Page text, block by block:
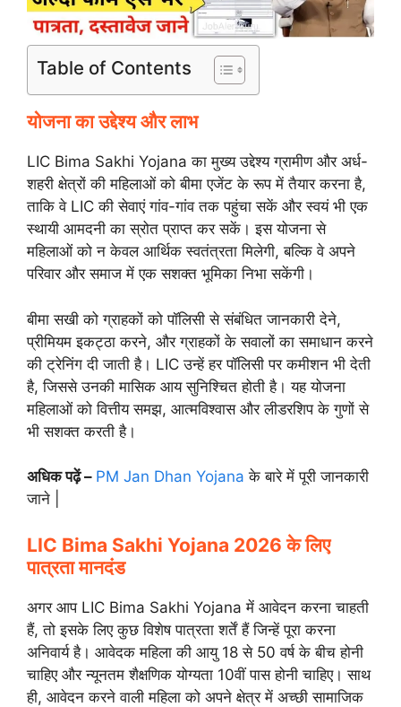
Table of Contents
योजना का उद्देश्य और लाभ
LIC Bima Sakhi Yojana का मुख्य उद्देश्य ग्रामीण और अर्ध-
शहरी क्षेत्रों की महिलाओं को बीमा एजेंट के रूप में तैयार करना है,
ताकि वे LIC की सेवाएं गांव-गांव तक पहुंचा सकें और स्वयं भी एक
स्थायी आमदनी का स्रोत प्राप्त कर सकें। इस योजना से
महिलाओं को न केवल आर्थिक स्वतंत्रता मिलेगी, बल्कि वे अपने
परिवार और समाज में एक सशक्त भूमिका निभा सकेंगी।
बीमा सखी को ग्राहकों को पॉलिसी से संबंधित जानकारी देने,
प्रीमियम इकट्ठा करने, और ग्राहकों के सवालों का समाधान करने
की ट्रेनिंग दी जाती है। LIC उन्हें हर पॉलिसी पर कमीशन भी देती
है, जिससे उनकी मासिक आय सुनिश्चित होती है। यह योजना
महिलाओं को वित्तीय समझ, आत्मविश्वास और लीडरशिप के गुणों से
भी सशक्त करती है।
अधिक पढ़ें – PM Jan Dhan Yojana के बारे में पूरी जानकारी
जाने |
LIC Bima Sakhi Yojana 2026 के लिए
पात्रता मानदंड
अगर आप LIC Bima Sakhi Yojana में आवेदन करना चाहती
हैं, तो इसके लिए कुछ विशेष पात्रता शर्तें हैं जिन्हें पूरा करना
अनिवार्य है। आवेदक महिला की आयु 18 से 50 वर्ष के बीच होनी
चाहिए और न्यूनतम शैक्षणिक योग्यता 10वीं पास होनी चाहिए। साथ
ही, आवेदन करने वाली महिला को अपने क्षेत्र में अच्छी सामाजिक